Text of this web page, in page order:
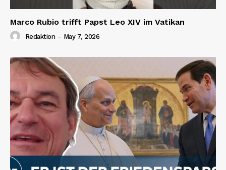
Marco Rubio trifft Papst Leo XIV im Vatikan
Redaktion - May 7, 2026